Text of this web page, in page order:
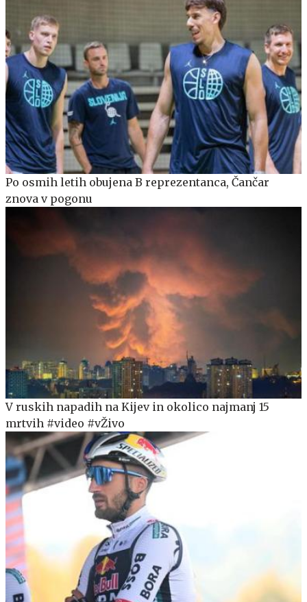
Po osmih letih obujena B reprezentanca, Čančar
znova v pogonu
V ruskih napadih na Kijev in okolico najmanj 15
mrtvih #video #vŽivo